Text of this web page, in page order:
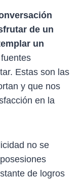
de un
un
Estas son las
y que nos
en la
no se
de logros